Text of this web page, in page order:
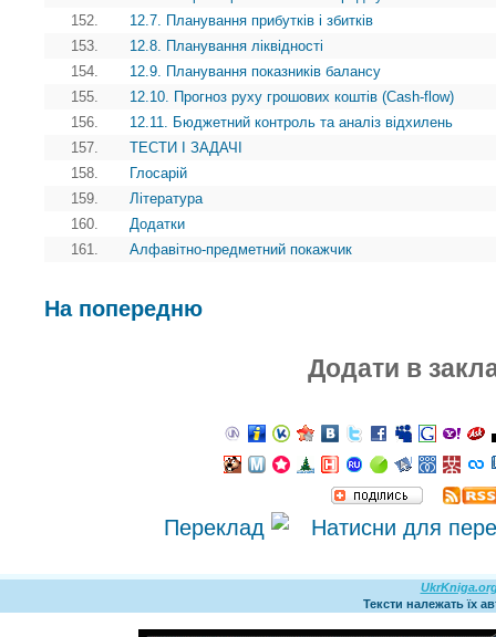
152.
12.7. Планування прибутків і збитків
153.
12.8. Планування ліквідності
154.
12.9. Планування показників балансу
155.
12.10. Прогноз руху грошових коштів (Cash-flow)
156.
12.11. Бюджетний контроль та аналіз відхилень
157.
ТЕСТИ І ЗАДАЧІ
158.
Глосарій
159.
Література
160.
Додатки
161.
Алфавітно-предметний покажчик
На попередню
Додати в
Переклад
Тексти належать їх